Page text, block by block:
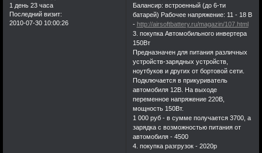
1 день 23 часа
Последний визит:
2010-07-30 10:00:26
Балансир: встроенный (до 6-ти
батарей) Рабочее напряжение: 11 - 18 В
- http://airsoftbattery.ru/magazin/107.html
3. покупка Автомобильного инвертера
150Вт
Предназначен для питания различных
устройств-зарядных устройств,
ноутбуков и других от бортовой сети.
Подключается в прикуриватель
автомобиля 12В. На выходе
переменное напряжение 220В,
мощность 150Вт.
1 000 руб - в сумме получается 3700, а
зарядка с возможностью питания от
автомобиля - 4500
4. покупка разгрузок - 2020р